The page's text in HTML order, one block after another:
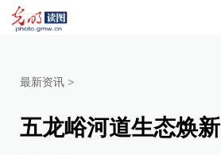
最新资讯 >
五龙峪河道生态焕新